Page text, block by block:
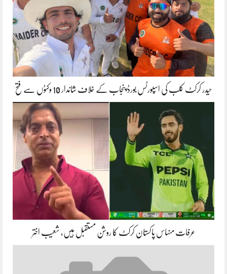
حیدر کرکٹ کلب کی اسپورٹس بورڈ پنجاب کے خلاف شاندار 10 وکٹوں سے فتح
عرفات منہاس پاکستان کرکٹ کا روشن مستقبل ہیں، شعیب اختر